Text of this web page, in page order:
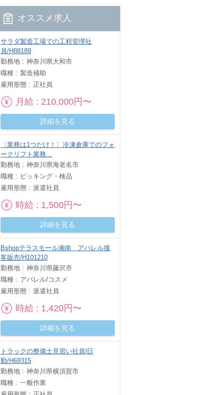
オススメ求人
サラダ製造工場での工程管理社
員/H88189
勤務地
神奈川県大和市
職種
製造補助
雇用形態
正社員
月給 210,000円〜
詳細を見る
〈業務は1つだけ！〉冷凍倉庫でのフォ
ークリフト業務...
勤務地
神奈川県海老名市
職種
ピッキング・検品
雇用形態
派遣社員
時給 1,500円〜
詳細を見る
Bshopテラスモール湘南 アパレル接
客販売/H101210
勤務地
神奈川県藤沢市
職種
アパレル/コスメ
雇用形態
派遣社員
時給 1,420円〜
詳細を見る
トラックの整備士見習い社員|日
勤/H69315
勤務地
神奈川県横須賀市
職種
一般作業